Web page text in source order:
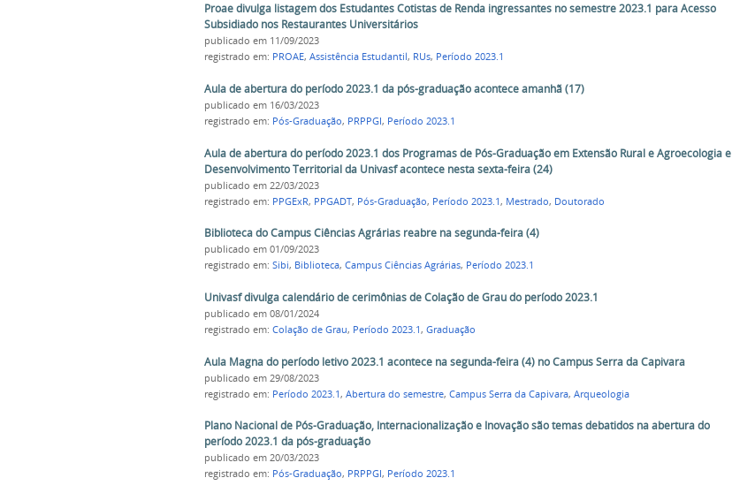
Proae divulga listagem dos Estudantes Cotistas de Renda ingressantes no semestre 2023.1 para Acesso
Subsidiado nos Restaurantes Universitários
publicado em 11/09/2023
registrado em: PROAE, Assistência Estudantil, RUs, Período 2023.1
Aula de abertura do período 2023.1 da pós-graduação acontece amanhã (17)
publicado em 16/03/2023
registrado em: Pós-Graduação, PRPPGI, Período 2023.1
Aula de abertura do período 2023.1 dos Programas de Pós-Graduação em Extensão Rural e Agroecologia e
Desenvolvimento Territorial da Univasf acontece nesta sexta-feira (24)
publicado em 22/03/2023
registrado em: PPGExR, PPGADT, Pós-Graduação, Período 2023.1, Mestrado, Doutorado
Biblioteca do Campus Ciências Agrárias reabre na segunda-feira (4)
publicado em 01/09/2023
registrado em: Sibi, Biblioteca, Campus Ciências Agrárias, Período 2023.1
Univasf divulga calendário de cerimônias de Colação de Grau do período 2023.1
publicado em 08/01/2024
registrado em: Colação de Grau, Período 2023.1, Graduação
Aula Magna do período letivo 2023.1 acontece na segunda-feira (4) no Campus Serra da Capivara
publicado em 29/08/2023
registrado em: Período 2023.1, Abertura do semestre, Campus Serra da Capivara, Arqueologia
Plano Nacional de Pós-Graduação, Internacionalização e Inovação são temas debatidos na abertura do
período 2023.1 da pós-graduação
publicado em 20/03/2023
registrado em: Pós-Graduação, PRPPGI, Período 2023.1